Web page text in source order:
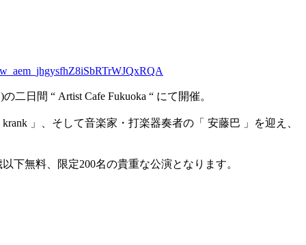
日間 “ Artist Cafe Fukuoka “ にて開催。
」、そして音楽家・打楽器奏者の「 安藤巴 」を迎え、
下無料、限定200名の貴重な公演となります。